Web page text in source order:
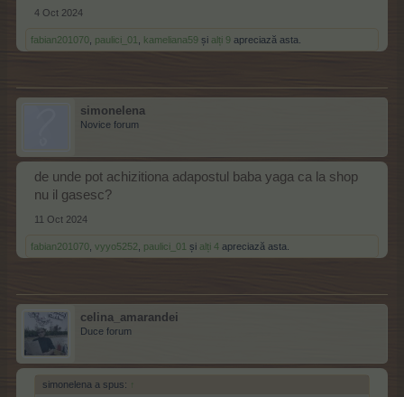
4 Oct 2024
fabian201070 paulici_01 kameliana59 și alți 9 apreciază asta.
simonelena
Novice forum
de unde pot achizitiona adapostul baba yaga ca la shop
nu il gasesc?
11 Oct 2024
fabian201070 vyyo5252 paulici_01 și alți 4 apreciază asta.
celina_amarandei
Duce forum
simonelena a spus: ↑